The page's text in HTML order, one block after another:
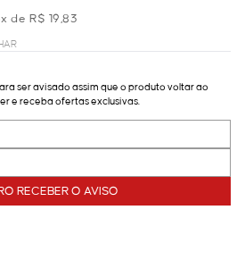
de R$ 19,83
ser avisado assim que o produto voltar ao
e receba ofertas exclusivas.
RECEBER O AVISO